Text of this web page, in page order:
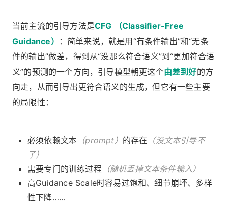
当前主流的引导方法是CFG （Classifier-Free
Guidance）
：简单来说，就是用“有条件输出”和“无条
件的输出”做差，得到从“没那么符合语义”到“更加符合语
义”的预测的一个方向，引导模型朝更这个由差到好的方
向走，从而引导出更符合语义的生成，但它有一些主要
的局限性：
必须依赖文本 （prompt） 的存在 （没文本引导不
了）
需要专门的训练过程 （随机丢掉文本条件输入）
高Guidance Scale时容易过饱和、细节崩坏、多样
性下降……